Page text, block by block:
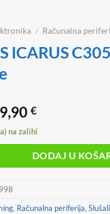
/ Računalna
ICARUS
Izvorna
€.
9,90 €Trenutna
cijena
je:
9,90 €.
na zalihi
DODAJ U
, Računalna periferija,